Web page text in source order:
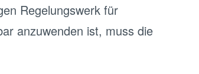
Regelungswerk für
anzuwenden ist, muss die